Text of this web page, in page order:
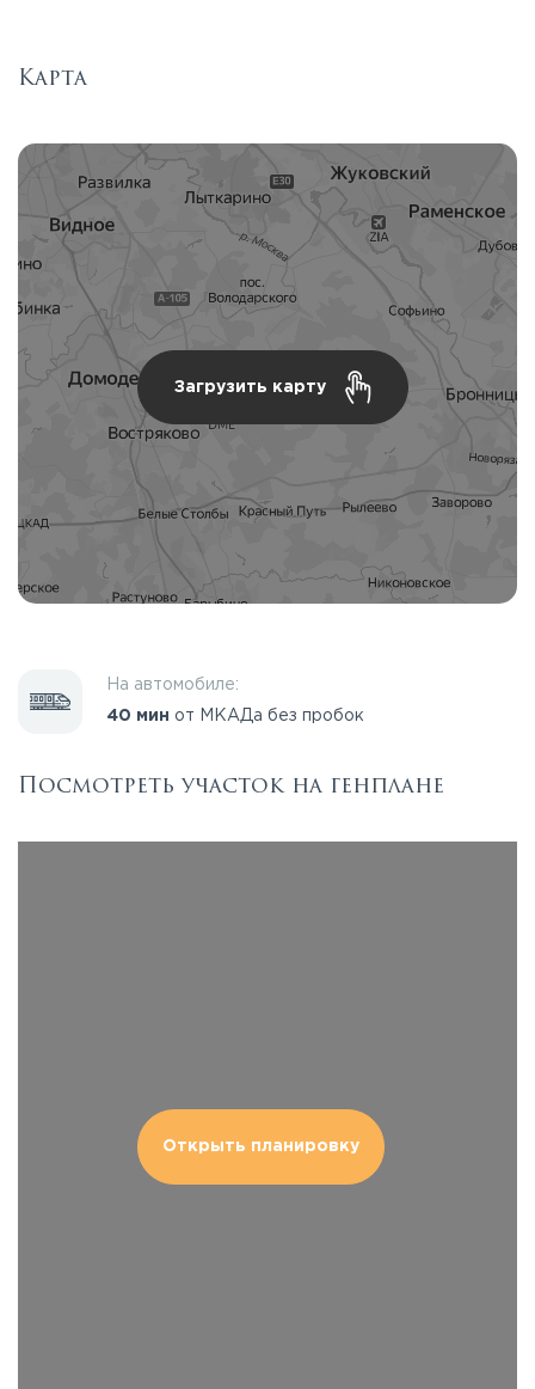
Карта
Загрузить карту
На автомобиле:
40 мин от МКАДа без пробок
Посмотреть участок на генплане
Открыть планировку